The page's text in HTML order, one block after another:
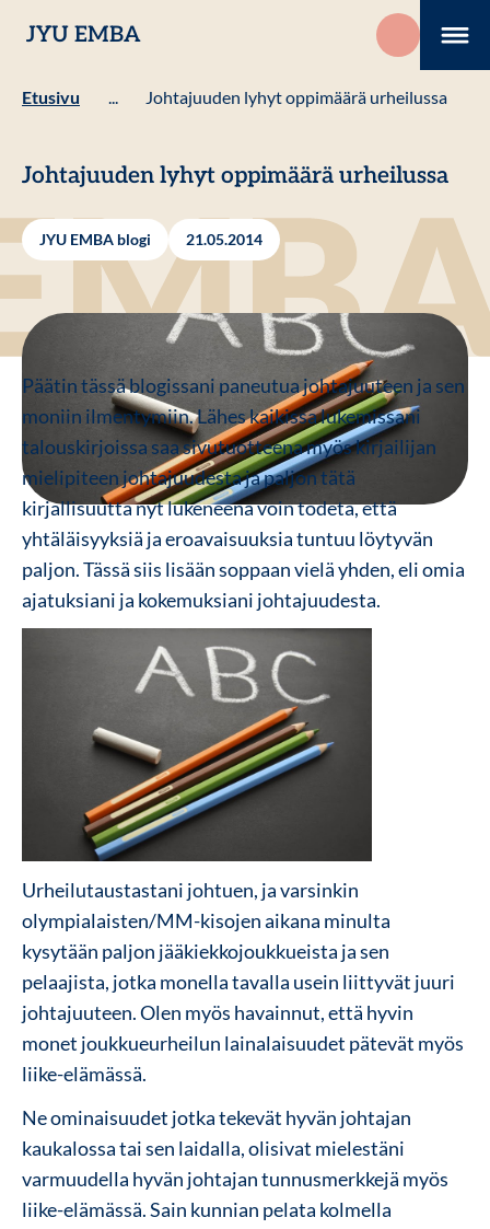
sisältöön
JYU EMBA
Etusivu ... Johtajuuden lyhyt oppimäärä urheilussa
Johtajuuden lyhyt oppimäärä urheilussa
JYU EMBA blogi 21.05.2014
Päätin tässä blogissani paneutua johtajuuteen ja sen
moniin ilmentymiin. Lähes kaikissa lukemissani
talouskirjoissa saa sivutuotteena myös kirjailijan
mielipiteen johtajuudesta ja paljon tätä
kirjallisuutta nyt lukeneena voin todeta, että
yhtäläisyyksiä ja eroavaisuuksia tuntuu löytyvän
paljon. Tässä siis lisään soppaan vielä yhden, eli omia
ajatuksiani ja kokemuksiani johtajuudesta.
Urheilutaustastani johtuen, ja varsinkin
olympialaisten/MM-kisojen aikana minulta
kysytään paljon jääkiekkojoukkueista ja sen
pelaajista, jotka monella tavalla usein liittyvät juuri
johtajuuteen. Olen myös havainnut, että hyvin
monet joukkueurheilun lainalaisuudet pätevät myös
liike-elämässä.
Ne ominaisuudet jotka tekevät hyvän johtajan
kaukalossa tai sen laidalla, olisivat mielestäni
varmuudella hyvän johtajan tunnusmerkkejä myös
liike-elämässä. Sain kunnian pelata kolmella